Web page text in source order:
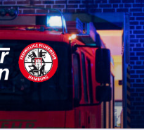
Hamburgs – 365